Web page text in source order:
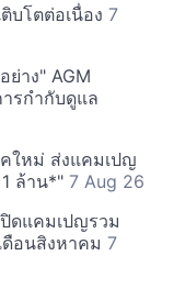
บโตต่อเนื่อง 7
ย่าง" AGM
รกำกับดูแล
ใหม่ ส่งแคมเปญ
ล้าน*" 7 Aug 26
ดแคมเปญรวม
อนสิงหาคม 7